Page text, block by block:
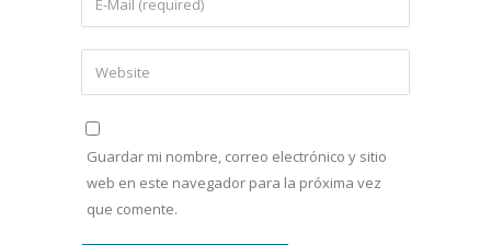
Guardar mi nombre, correo electrónico y sitio
web en este navegador para la próxima vez
que comente.